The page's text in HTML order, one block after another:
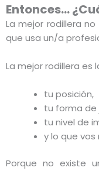
Entonces…
La mejor rodillera
que usa un/a
La mejor rodillera es
tu posición,
tu forma de
tu nivel de
y lo que
Porque no existe